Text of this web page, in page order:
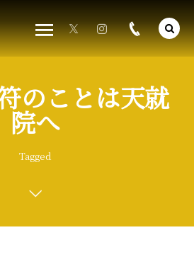
のことは天就
院へ
Tagged